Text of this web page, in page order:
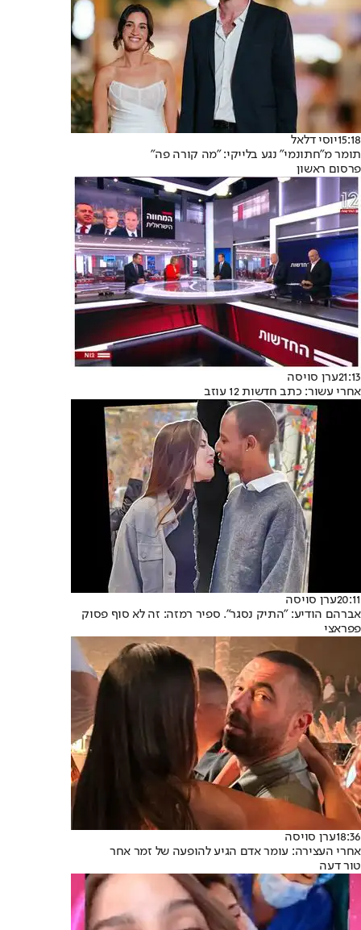
15:18יוסי דלאל
תומר מ"חתונמי" נגע בלייקי: "מה קורה פה"
פרסום ראשון
21:13ערן סויסה
אחרי עשור: כתב חדשות 12 עוזב
20:11ערן סויסה
אברהם הודיע: "התיק נסגר". ספיר רמזה: זה לא סוף פסוק
פפראצי
18:36ערן סויסה
אחרי העצירה: עומר אדם הגיע להופעה של זמר אחר
טור דעה